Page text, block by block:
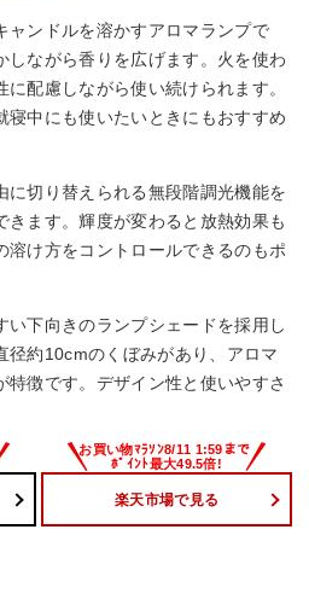
ャンドルを溶かすアロマランプで
しながら香りを広げます。火を使わ
配慮しながら使い続けられます。
寝中にも使いたいときにもおすすめ
に切り替えられる無段階調光機能を
きます。輝度が変わると放熱効果も
溶け方をコントロールできるのもポ
い下向きのランプシェードを採用し
径約10cmのくぼみがあり、アロマ
特徴です。デザイン性と使いやすさ
楽天市場で見る